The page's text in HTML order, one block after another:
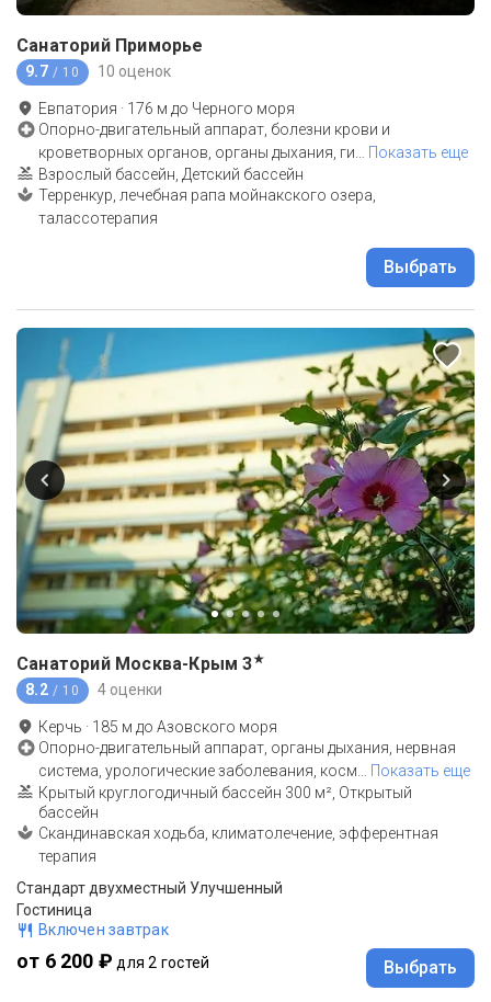
Санаторий Приморье
9.7 / 10 10 оценок
Евпатория · 176 м до Черного моря
Опорно-двигательный аппарат, болезни крови и
кроветворных органов, органы дыхания, ги
Показать еще
Взрослый бассейн, Детский бассейн
Терренкур, лечебная рапа мойнакского озера,
талассотерапия
Выбрать
Санаторий Москва-Крым 3★
8.2 / 10 4 оценки
Керчь · 185 м до Азовского моря
Опорно-двигательный аппарат, органы дыхания, нервная
система, урологические заболевания, косм
Показать еще
Крытый круглогодичный бассейн 300 м², Открытый
бассейн
Скандинавская ходьба, климатолечение, эфферентная
терапия
Стандарт двухместный Улучшенный
Гостиница
Включен завтрак
от 6 200 ₽ для 2 гостей Выбрать